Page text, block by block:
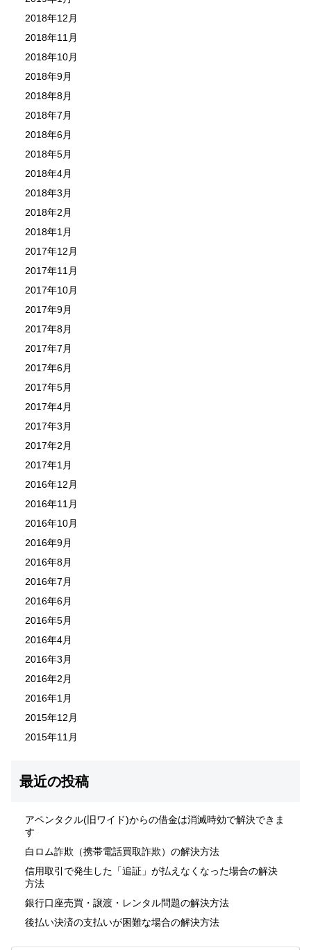
2018年12月
2018年11月
2018年10月
2018年9月
2018年8月
2018年7月
2018年6月
2018年5月
2018年4月
2018年3月
2018年2月
2018年1月
2017年12月
2017年11月
2017年10月
2017年9月
2017年8月
2017年7月
2017年6月
2017年5月
2017年4月
2017年3月
2017年2月
2017年1月
2016年12月
2016年11月
2016年10月
2016年9月
2016年8月
2016年7月
2016年6月
2016年5月
2016年4月
2016年3月
2016年2月
2016年1月
2015年12月
2015年11月
最近の投稿
アペンタクル(旧ワイド)からの借金は消滅時効で解決できま
す
白ロム詐欺（携帯電話買取詐欺）の解決方法
信用取引で発生した「追証」が払えなくなった場合の解決
方法
銀行口座売買・譲渡・レンタル問題の解決方法
後払い決済の支払いが困難な場合の解決方法